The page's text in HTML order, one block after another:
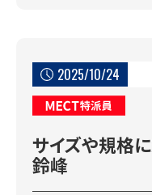
2025/10/24
MECT特派員
サイズや規格
鈴峰